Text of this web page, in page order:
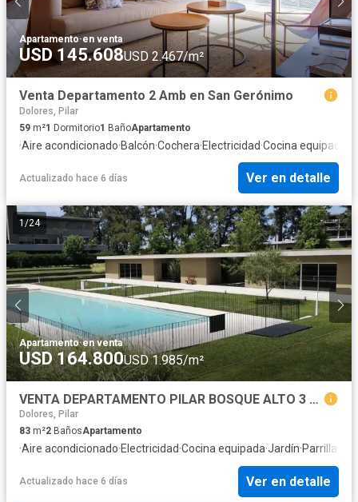
Apartamento·en venta
USD 145.608USD 2.467/m²
Venta Departamento 2 Amb en San Gerónimo
Dolores, Pilar
59 m²1 Dormitorio1 BañoApartamento
·Aire acondicionado·Balcón·Cochera·Electricidad·Cocina equipada
Actualizado hace 6 días Ver en detalle
1/24
Apartamento·en venta
USD 164.800USD 1.985/m²
VENTA DEPARTAMENTO PILAR BOSQUE ALTO 3 AMBIENTES CON PILETA
Dolores, Pilar
83 m²2 BañosApartamento
·Aire acondicionado·Electricidad·Cocina equipada·Jardín·Parrilla
Actualizado hace 6 días Ver en detalle